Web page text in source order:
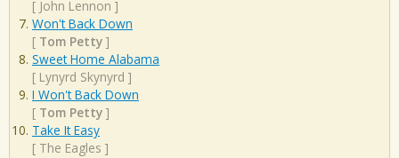
[ John Lennon ]
Won't Back Down
[ Tom Petty ]
Sweet Home Alabama
[ Lynyrd Skynyrd ]
I Won't Back Down
[ Tom Petty ]
Take It Easy
[ The Eagles ]